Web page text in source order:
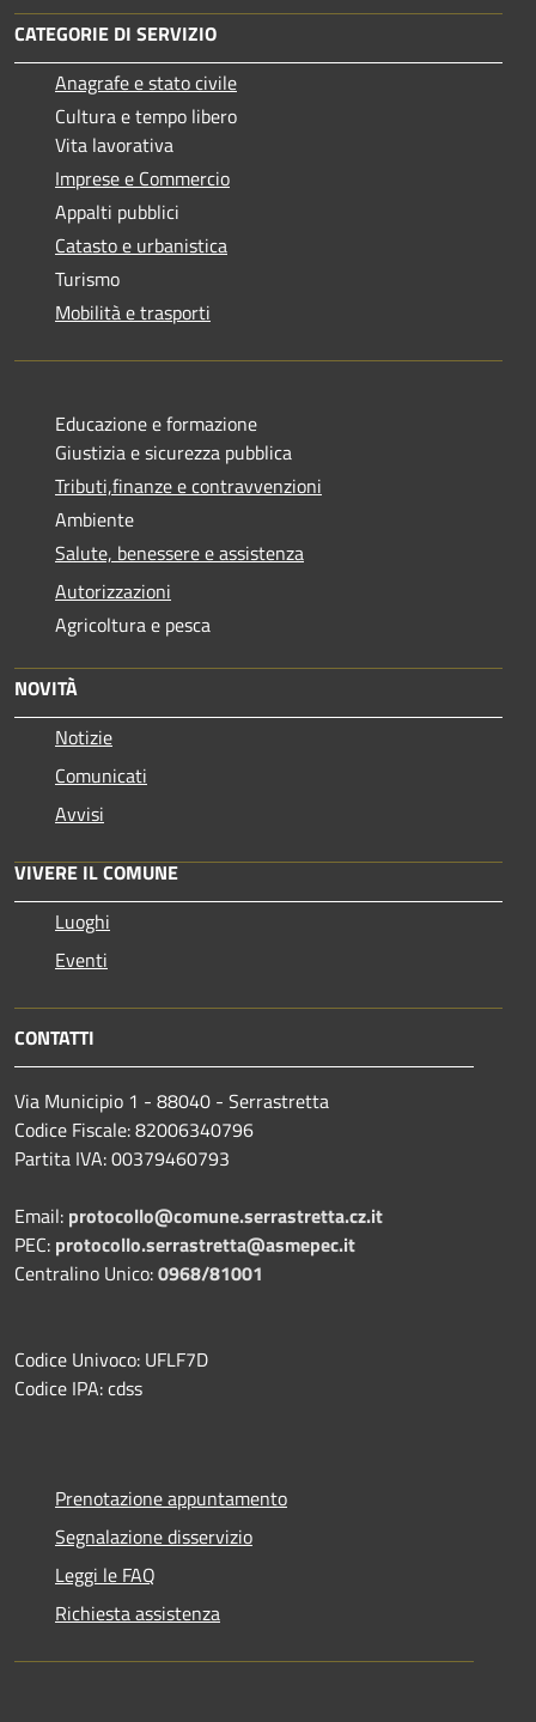
CATEGORIE DI SERVIZIO
Anagrafe e stato civile
Cultura e tempo libero
Vita lavorativa
Imprese e Commercio
Appalti pubblici
Catasto e urbanistica
Turismo
Mobilità e trasporti
Educazione e formazione
Giustizia e sicurezza pubblica
Tributi,finanze e contravvenzioni
Ambiente
Salute, benessere e assistenza
Autorizzazioni
Agricoltura e pesca
NOVITÀ
Notizie
Comunicati
Avvisi
VIVERE IL COMUNE
Luoghi
Eventi
CONTATTI
Via Municipio 1 - 88040 - Serrastretta
Codice Fiscale: 82006340796
Partita IVA: 00379460793
Email: protocollo@comune.serrastretta.cz.it
PEC: protocollo.serrastretta@asmepec.it
Centralino Unico:0968/81001
Codice Univoco: UFLF7D
Codice IPA: cdss
Prenotazione appuntamento
Segnalazione disservizio
Leggi le FAQ
Richiesta assistenza